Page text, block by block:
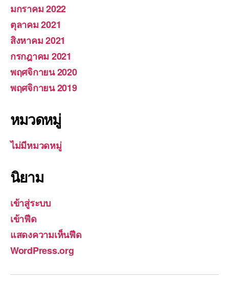
มกราคม 2022
ตุลาคม 2021
สิงหาคม 2021
กรกฎาคม 2021
พฤศจิกายน 2020
พฤศจิกายน 2019
หมวดหมู่
ไม่มีหมวดหมู่
นิยาม
เข้าสู่ระบบ
เข้าฟีด
แสดงความเห็นฟีด
WordPress.org